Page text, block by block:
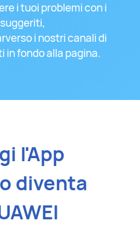
i tuoi problemi con i
i nostri canali di
fondo alla pagina.
l'App
diventa